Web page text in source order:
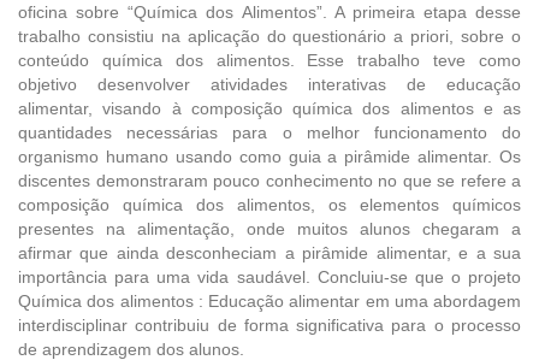
oficina sobre “Química dos Alimentos”. A primeira etapa desse
trabalho consistiu na aplicação do questionário a priori, sobre o
conteúdo química dos alimentos. Esse trabalho teve como
objetivo desenvolver atividades interativas de educação
alimentar, visando à composição química dos alimentos e as
quantidades necessárias para o melhor funcionamento do
organismo humano usando como guia a pirâmide alimentar. Os
discentes demonstraram pouco conhecimento no que se refere a
composição química dos alimentos, os elementos químicos
presentes na alimentação, onde muitos alunos chegaram a
afirmar que ainda desconheciam a pirâmide alimentar, e a sua
importância para uma vida saudável. Concluiu-se que o projeto
Química dos alimentos : Educação alimentar em uma abordagem
interdisciplinar contribuiu de forma significativa para o processo
de aprendizagem dos alunos.